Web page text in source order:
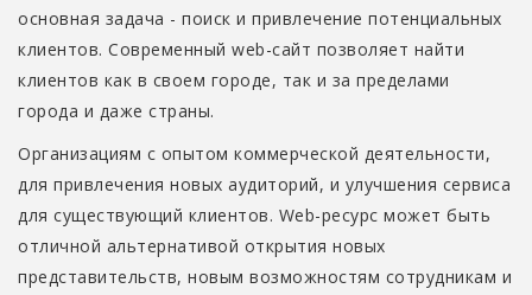
основная задача - поиск и привлечение потенциальных
клиентов. Современный web-сайт позволяет найти
клиентов как в своем городе, так и за пределами
города и даже страны.
Организациям с опытом коммерческой деятельности,
для привлечения новых аудиторий, и улучшения сервиса
для существующий клиентов. Web-ресурс может быть
отличной альтернативой открытия новых
представительств, новым возможностям сотрудникам и